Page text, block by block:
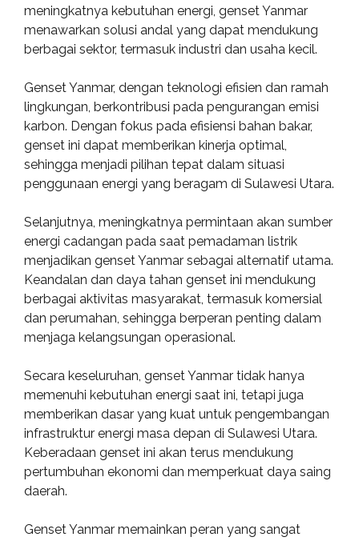
meningkatnya kebutuhan energi, genset Yanmar
menawarkan solusi andal yang dapat mendukung
berbagai sektor, termasuk industri dan usaha kecil.
Genset Yanmar, dengan teknologi efisien dan ramah
lingkungan, berkontribusi pada pengurangan emisi
karbon. Dengan fokus pada efisiensi bahan bakar,
genset ini dapat memberikan kinerja optimal,
sehingga menjadi pilihan tepat dalam situasi
penggunaan energi yang beragam di Sulawesi Utara.
Selanjutnya, meningkatnya permintaan akan sumber
energi cadangan pada saat pemadaman listrik
menjadikan genset Yanmar sebagai alternatif utama.
Keandalan dan daya tahan genset ini mendukung
berbagai aktivitas masyarakat, termasuk komersial
dan perumahan, sehingga berperan penting dalam
menjaga kelangsungan operasional.
Secara keseluruhan, genset Yanmar tidak hanya
memenuhi kebutuhan energi saat ini, tetapi juga
memberikan dasar yang kuat untuk pengembangan
infrastruktur energi masa depan di Sulawesi Utara.
Keberadaan genset ini akan terus mendukung
pertumbuhan ekonomi dan memperkuat daya saing
daerah.
Genset Yanmar memainkan peran yang sangat